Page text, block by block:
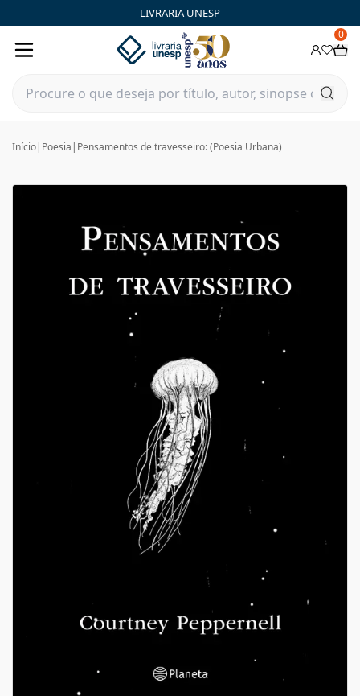
LIVRARIA UNESP
0
Início| Poesia | Pensamentos de travesseiro: (Poesia Urbana)